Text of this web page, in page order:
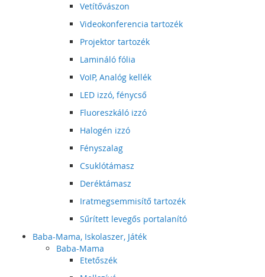
Vetítővászon
Videokonferencia tartozék
Projektor tartozék
Lamináló fólia
VoIP, Analóg kellék
LED izzó, fénycső
Fluoreszkáló izzó
Halogén izzó
Fényszalag
Csuklótámasz
Deréktámasz
Iratmegsemmisítő tartozék
Sűrített levegős portalanító
Baba-Mama, Iskolaszer, Játék
Baba-Mama
Etetőszék